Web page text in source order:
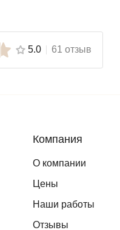
5.0 61 отзыв
Компания
О компании
Цены
Наши работы
Отзывы